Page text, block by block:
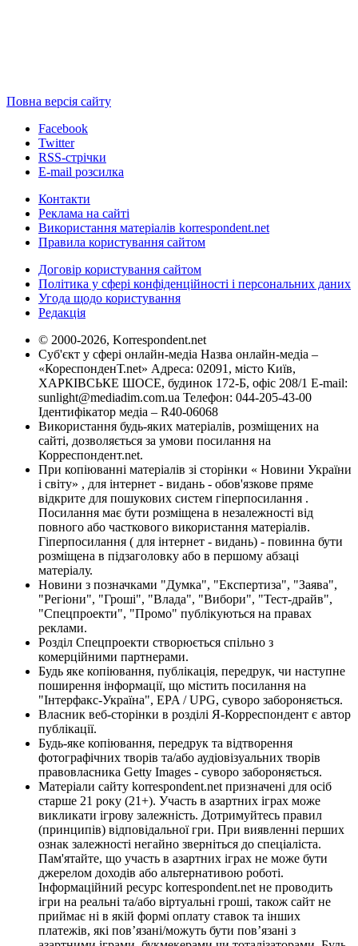
Повна версія сайту
Facebook
Twitter
RSS-стрічки
E-mail розсилка
Контакти
Реклама на сайті
Використання матеріалів korrespondent.net
Правила користування сайтом
Договір користування сайтом
Політика у сфері конфіденційності і персональних даних
Угода щодо користування
Редакція
© 2000-2026, Korrespondent.net
Суб'єкт у сфері онлайн-медіа Назва онлайн-медіа –
«КореспонденТ.net» Адреса: 02091, місто Київ,
ХАРКІВСЬКЕ ШОСЕ, будинок 172-Б, офіс 208/1 E-mail:
sunlight@mediadim.com.ua Телефон: 044-205-43-00
Ідентифікатор медіа – R40-06068
Використання будь-яких матеріалів, розміщених на
сайті, дозволяється за умови посилання на
Корреспондент.net.
При копіюванні матеріалів зі сторінки « Новини України
і світу» , для інтернет - видань - обов'язкове пряме
відкрите для пошукових систем гіперпосилання .
Посилання має бути розміщена в незалежності від
повного або часткового використання матеріалів.
Гіперпосилання ( для інтернет - видань) - повинна бути
розміщена в підзаголовку або в першому абзаці
матеріалу.
Новини з позначками "Думка", "Експертиза", "Заява",
"Регіони", "Гроші", "Влада", "Вибори", "Тест-драйв",
"Спецпроекти", "Промо" публікуються на правах
реклами.
Розділ Спецпроекти створюється спільно з
комерційними партнерами.
Будь яке копіювання, публікація, передрук, чи наступне
поширення інформації, що містить посилання на
"Інтерфакс-Україна", EPA / UPG, суворо забороняється.
Власник веб-сторінки в розділі Я-Корреспондент є автор
публікації.
Будь-яке копіювання, передрук та відтворення
фотографічних творів та/або аудіовізуальних творів
правовласника Getty Images - суворо забороняється.
Матеріали сайту korrespondent.net призначені для осіб
старше 21 року (21+). Участь в азартних іграх може
викликати ігрову залежність. Дотримуйтесь правил
(принципів) відповідальної гри. При виявленні перших
ознак залежності негайно зверніться до спеціаліста.
Пам'ятайте, що участь в азартних іграх не може бути
джерелом доходів або альтернативою роботі.
Інформаційний ресурс korrespondent.net не проводить
ігри на реальні та/або віртуальні гроші, також сайт не
приймає ні в якій формі оплату ставок та інших
платежів, які пов’язані/можуть бути пов’язані з